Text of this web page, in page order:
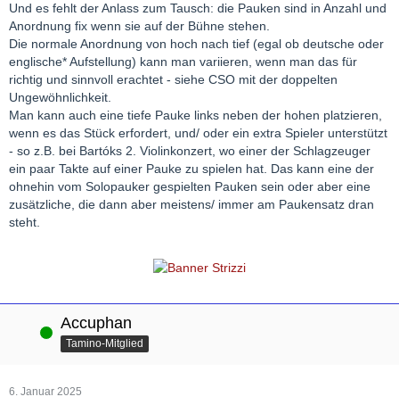
Und es fehlt der Anlass zum Tausch: die Pauken sind in Anzahl und
Anordnung fix wenn sie auf der Bühne stehen.
Die normale Anordnung von hoch nach tief (egal ob deutsche oder
englische* Aufstellung) kann man variieren, wenn man das für
richtig und sinnvoll erachtet - siehe CSO mit der doppelten
Ungewöhnlichkeit.
Man kann auch eine tiefe Pauke links neben der hohen platzieren,
wenn es das Stück erfordert, und/ oder ein extra Spieler unterstützt
- so z.B. bei Bartóks 2. Violinkonzert, wo einer der Schlagzeuger
ein paar Takte auf einer Pauke zu spielen hat. Das kann eine der
ohnehin vom Solopauker gespielten Pauken sein oder aber eine
zusätzliche, die dann aber meistens/ immer am Paukensatz dran
steht.
Online Accuphan
Tamino-Mitglied
6. Januar 2025